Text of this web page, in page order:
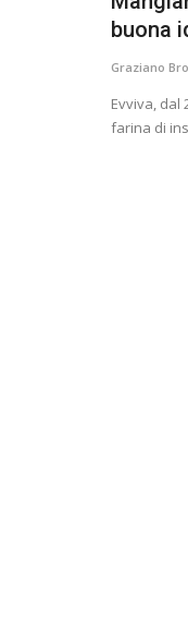
buona
Graziano
Evviva, dal
farina di